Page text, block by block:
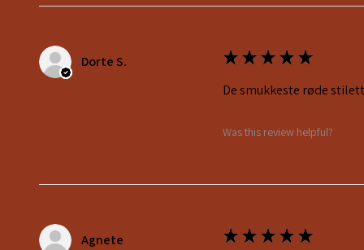
Dorte S. ★★★★★
De smukkeste røde
Was this review helpful?
Agnete ★★★★★